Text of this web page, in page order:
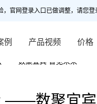
官网登录入口已做调整，请您
例 产品视频 价格
——数聚宜宾 智见未来
——数聚宜